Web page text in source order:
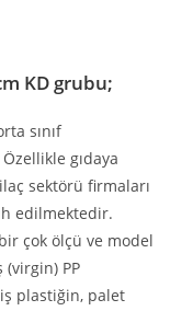
KD grubu;
sınıf
gıdaya
sektörü firmaları
edilmektedir.
çok ölçü ve model
(virgin) PP
plastiğin, palet